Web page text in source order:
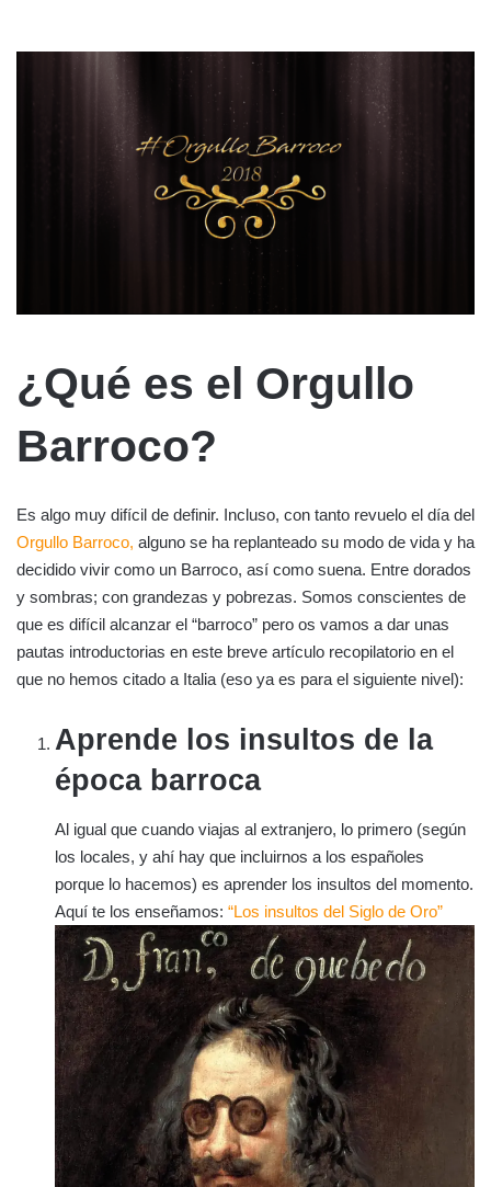
¿Qué es el Orgullo
Barroco?
Es algo muy difícil de definir. Incluso, con tanto revuelo el día del
Orgullo Barroco, alguno se ha replanteado su modo de vida y ha
decidido vivir como un Barroco, así como suena. Entre dorados
y sombras; con grandezas y pobrezas. Somos conscientes de
que es difícil alcanzar el “barroco” pero os vamos a dar unas
pautas introductorias en este breve artículo recopilatorio en el
que no hemos citado a Italia (eso ya es para el siguiente nivel):
Aprende los insultos de la
época barroca
Al igual que cuando viajas al extranjero, lo primero (según
los locales, y ahí hay que incluirnos a los españoles
porque lo hacemos) es aprender los insultos del momento.
Aquí te los enseñamos: “Los insultos del Siglo de Oro”